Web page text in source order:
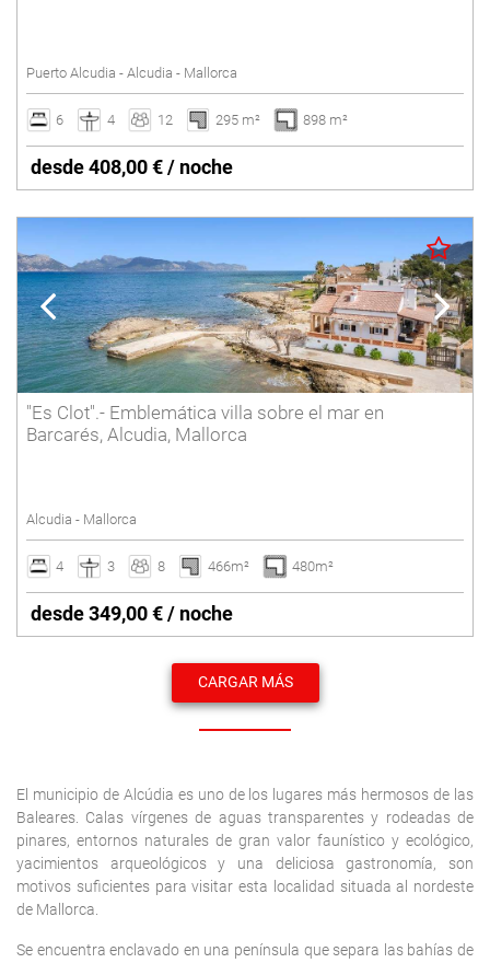
Puerto Alcudia - Alcudia - Mallorca
6 4 12 295 m² 898 m²
desde 408,00 € / noche
"Es Clot".- Emblemática villa sobre el mar en
Barcarés, Alcudia, Mallorca
Alcudia - Mallorca
4 3 8 466m² 480m²
desde 349,00 € / noche
CARGAR MÁS
El municipio de Alcúdia es uno de los lugares más hermosos de las
Baleares. Calas vírgenes de aguas transparentes y rodeadas de
pinares, entornos naturales de gran valor faunístico y ecológico,
yacimientos arqueológicos y una deliciosa gastronomía, son
motivos suficientes para visitar esta localidad situada al nordeste
de Mallorca.
Se encuentra enclavado en una península que separa las bahías de